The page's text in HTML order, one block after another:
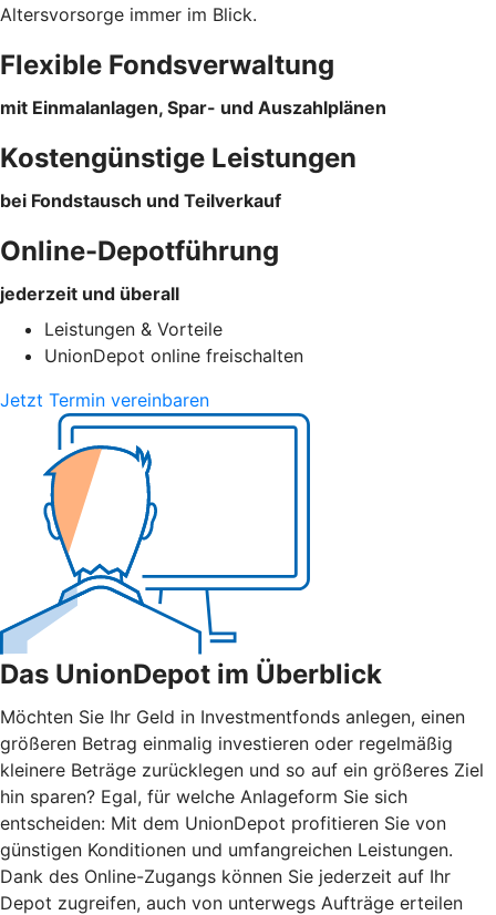
Altersvorsorge immer im Blick.
Flexible Fondsverwaltung
mit Einmalanlagen, Spar- und Auszahlplänen
Kostengünstige Leistungen
bei Fondstausch und Teilverkauf
Online-Depotführung
jederzeit und überall
Leistungen & Vorteile
UnionDepot online freischalten
Jetzt Termin vereinbaren
Das UnionDepot im Überblick
Möchten Sie Ihr Geld in Investmentfonds anlegen, einen
größeren Betrag einmalig investieren oder regelmäßig
kleinere Beträge zurücklegen und so auf ein größeres Ziel
hin sparen? Egal, für welche Anlageform Sie sich
entscheiden: Mit dem UnionDepot profitieren Sie von
günstigen Konditionen und umfangreichen Leistungen.
Dank des Online-Zugangs können Sie jederzeit auf Ihr
Depot zugreifen, auch von unterwegs Aufträge erteilen